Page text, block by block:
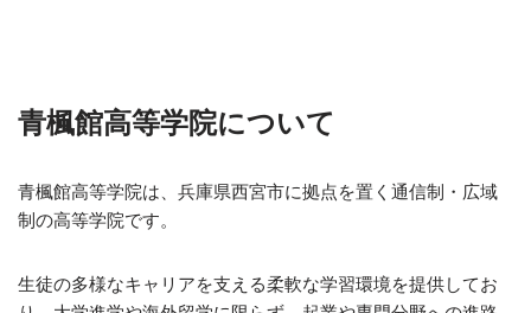
青楓館高等学院について
青楓館高等学院は、兵庫県西宮市に拠点を置く通信制・広域
制の高等学院です。
生徒の多様なキャリアを支える柔軟な学習環境を提供してお